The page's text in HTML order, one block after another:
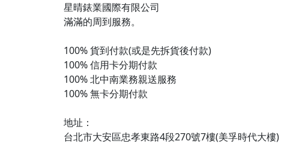
星晴錶業國際有限公司
滿滿的周到服務。
100% 貨到付款(或是先拆貨後付款)
100% 信用卡分期付款
100% 北中南業務親送服務
100% 無卡分期付款
地址：
台北市大安區忠孝東路4段270號7樓(美孚時代大樓)